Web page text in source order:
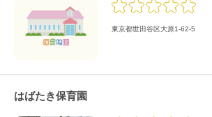
東京都世田谷区大原1-62-5
はばたき保育園